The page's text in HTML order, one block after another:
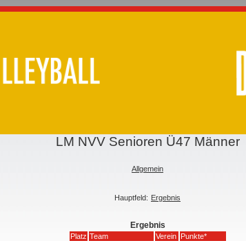
LM NVV Senioren Ü47 Männer
Allgemein
Hauptfeld: Ergebnis
Ergebnis
Platz Team Verein
Punkte*